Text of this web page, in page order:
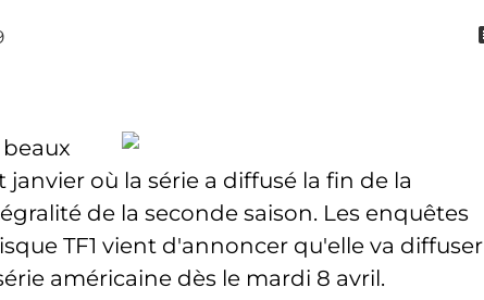
janvier où la série a diffusé la fin de la
de la seconde saison. Les enquêtes
TF1 vient d'annoncer qu'elle va diffuser
américaine dès le mardi 8 avril.